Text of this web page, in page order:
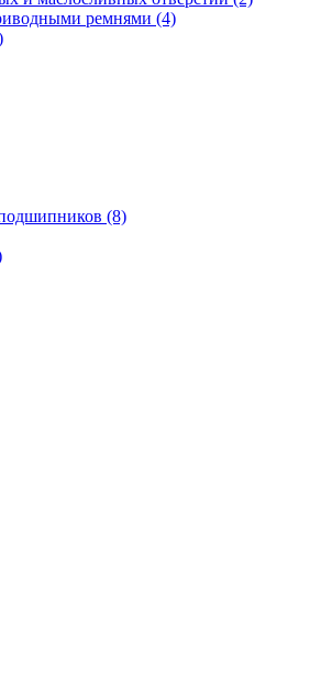
ремнями (4)
(8)